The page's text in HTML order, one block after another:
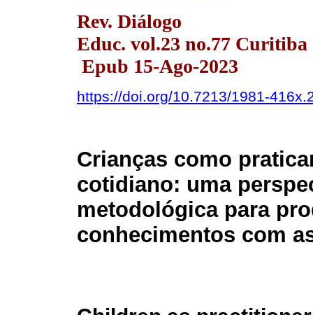
Rev. Diálogo
Educ. vol.23 no.77 Curitiba
Epub 15-Ago-2023
https://doi.org/10.7213/1981-
Crianças como
cotidiano: uma
metodológica para
conhecimentos com